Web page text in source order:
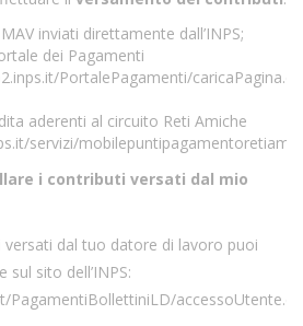
inviati direttamente dall’INPS;
dei Pagamenti
PortalePagamenti/
aderenti al circuito Reti Amiche
servizi/
i contributi versati dal mio
versati dal tuo datore di lavoro puoi
sul sito dell’INPS:
PagamentiBollettiniLD/accessoUtente.do